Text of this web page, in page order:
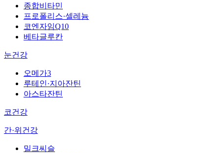
종합비타민
프로폴리스·셀레늄
코엔자임Q10
베타글루칸
눈건강
오메가3
루테인·지아잔틴
아스타잔틴
코건강
간·위건강
밀크씨슬